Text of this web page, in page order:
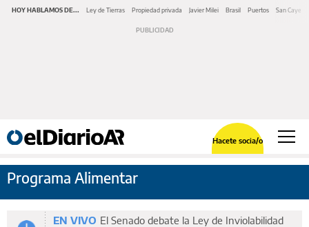
HOY HABLAMOS DE... Ley de Tierras Propiedad privada Javier Milei Brasil Puertos San
Hacete socia/o
Programa Alimentar
EN VIVO El Senado debate la Ley de Inviolabilidad